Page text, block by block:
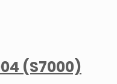
(S7000)